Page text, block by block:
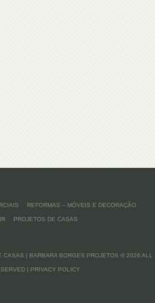
REFORMAS – MÓVEIS E DECORAÇÃO
PROJETOS DE CASAS
CASAS | BARBARA BORGES PROJETOS © 2026 ALL
| PRIVACY POLICY